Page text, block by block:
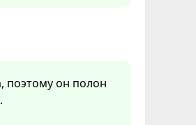
поэтому он полон